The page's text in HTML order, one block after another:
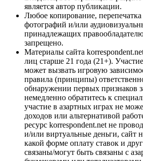
является автор публикации.
Любое копирование,
фотографий и/или
принадлежащих
запрещено.
Материалы сайта
лиц старше 21 года (21+).
может вызвать игровую
правила (принципы)
обнаружении первых признаков
немедленно обратитесь к
участие в азартных играх не
доходов или альтернативой
ресурс korrespondent.net не
и/или виртуальные деньги, сайт
какой форме оплату ставок и
связаны/могут быть связаны с